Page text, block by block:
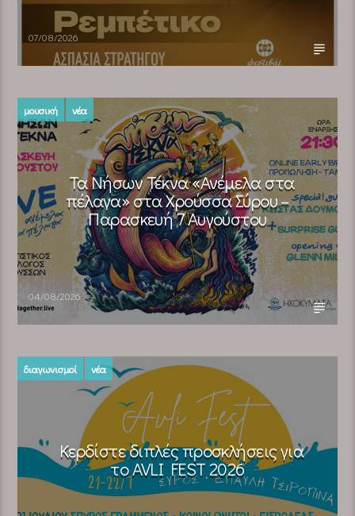
07/08/2026
μουσική νέα
Τα Νήσων Τέκνα «Ανέμελα στα
πέλαγα» στα Χρούσσα Σύρου –
Παρασκευή 7 Αυγούστου
04/08/2026
διαγωνισμοί νέα
Κερδίστε διπλές προσκλήσεις για
το AVLI FEST 2026